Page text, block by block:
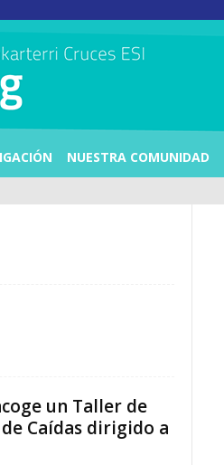
NUESTRA COMUNIDAD
un Taller de
Caídas dirigido a